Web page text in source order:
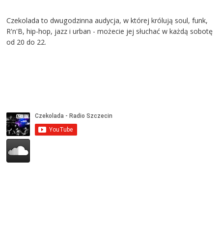
Czekolada to dwugodzinna audycja, w której królują soul, funk,
R'n'B, hip-hop, jazz i urban - możecie jej słuchać w każdą sobotę
od 20 do 22.